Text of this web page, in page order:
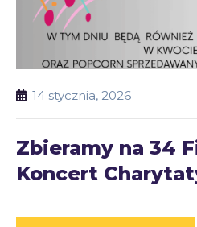
14 stycznia, 2026
Zbieramy na 34
Koncert